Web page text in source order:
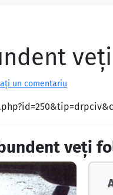
un comentariu
veţi